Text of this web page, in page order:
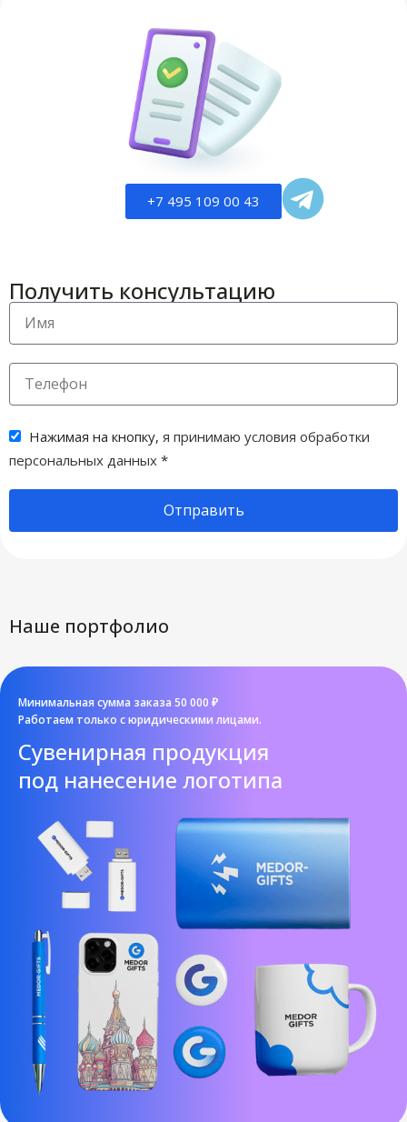
+7 495 109 00 43
Получить консультацию
Нажимая на кнопку, я принимаю условия обработки
персональных данных *
Отправить
Наше портфолио
Минимальная сумма заказа 50 000 ₽
Работаем только с юридическими лицами.
Cувенирная продукция
под нанесение логотипа